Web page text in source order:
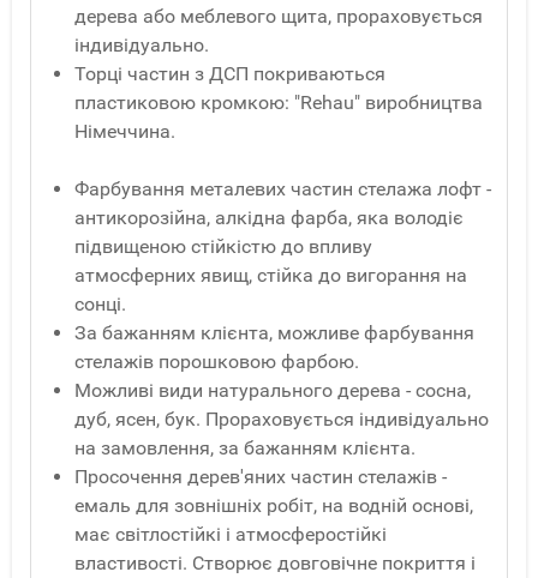
дерева або меблевого щита, прораховується
індивідуально.
Торці частин з ДСП покриваються
пластиковою кромкою: "Rehau" виробництва
Німеччина.
Фарбування металевих частин стелажа лофт -
антикорозійна, алкідна фарба, яка володіє
підвищеною стійкістю до впливу
атмосферних явищ, стійка до вигорання на
сонці.
За бажанням клієнта, можливе фарбування
стелажів порошковою фарбою.
Можливі види натурального дерева - сосна,
дуб, ясен, бук. Прораховується індивідуально
на замовлення, за бажанням клієнта.
Просочення дерев'яних частин стелажів -
емаль для зовнішніх робіт, на водній основі,
має світлостійкі і атмосферостійкі
властивості. Створює довговічне покриття і